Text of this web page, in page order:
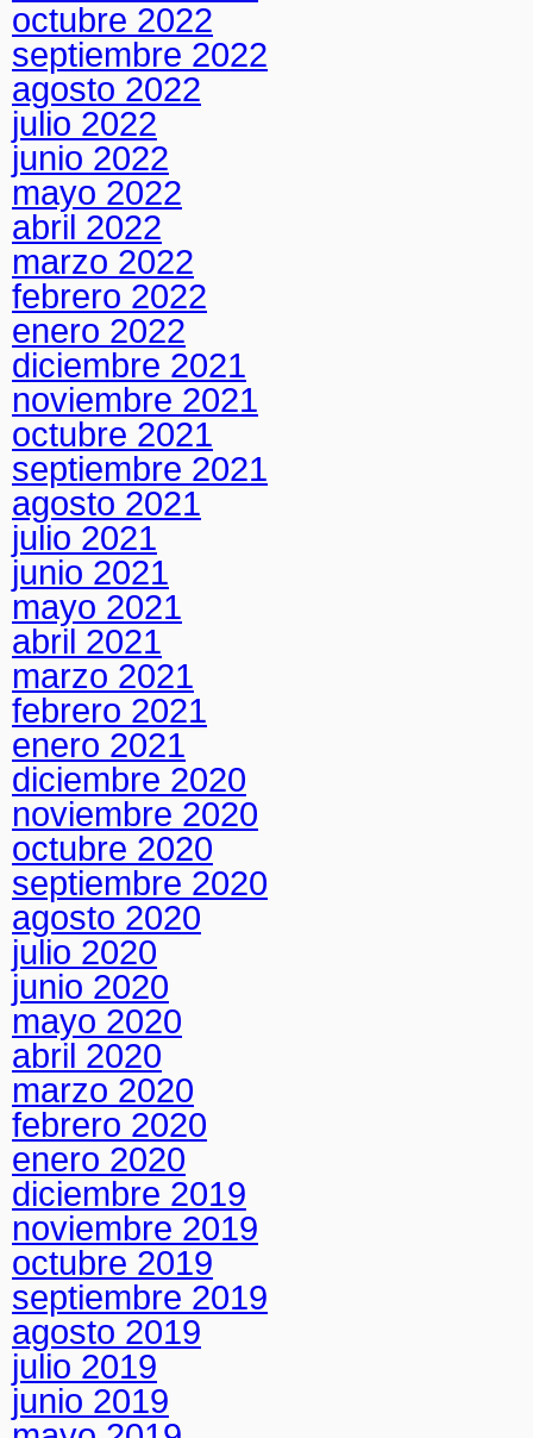
octubre 2022
septiembre 2022
agosto 2022
julio 2022
junio 2022
mayo 2022
abril 2022
marzo 2022
febrero 2022
enero 2022
diciembre 2021
noviembre 2021
octubre 2021
septiembre 2021
agosto 2021
julio 2021
junio 2021
mayo 2021
abril 2021
marzo 2021
febrero 2021
enero 2021
diciembre 2020
noviembre 2020
octubre 2020
septiembre 2020
agosto 2020
julio 2020
junio 2020
mayo 2020
abril 2020
marzo 2020
febrero 2020
enero 2020
diciembre 2019
noviembre 2019
octubre 2019
septiembre 2019
agosto 2019
julio 2019
junio 2019